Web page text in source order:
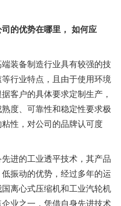
司的优势在哪里， 如何应
装备制造行业具有较强的技
行业特点，且由于使用环境
客户的具体要求定制生产，
度、可靠性和稳定性要求极
性，对公司的品牌认可度
进的工业透平技术，其产品
振动的优势，经过多年的运
离心式压缩机和工业汽轮机
业之一，凭借自身先进技术